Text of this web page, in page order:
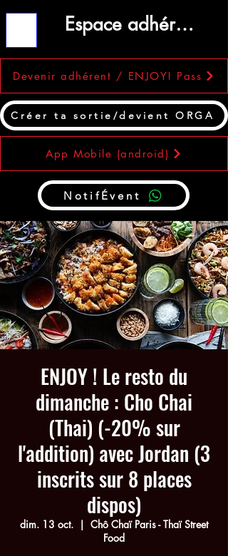
Devenir adhérent / ENJOY! Pass
Créer ta sortie/devient ORGA
Espace adhérent
NotifÉvent
App Mobile (android)
ENJOY ! Le resto du
dimanche : Cho Chai
(Thai) (-20% sur
l'addition) avec Jordan (3
inscrits sur 8 places
dispos)
dim. 13 oct.
  |
Chô Chaï Paris - Thaï Street
Food